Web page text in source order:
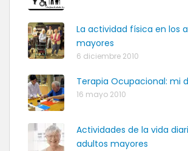
La actividad física en los
mayores
6 diciembre 2010
Terapia Ocupacional: mi
16 mayo 2010
Actividades de la vida
adultos mayores